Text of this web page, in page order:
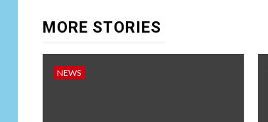
MORE STORIES
NEWS